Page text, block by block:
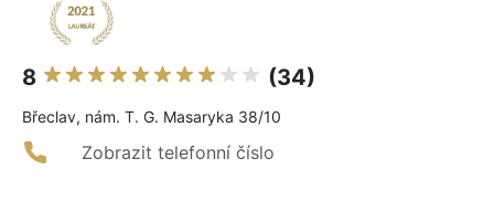
8 (34)
Břeclav, nám. T. G. Masaryka 38/10
Zobrazit telefonní číslo